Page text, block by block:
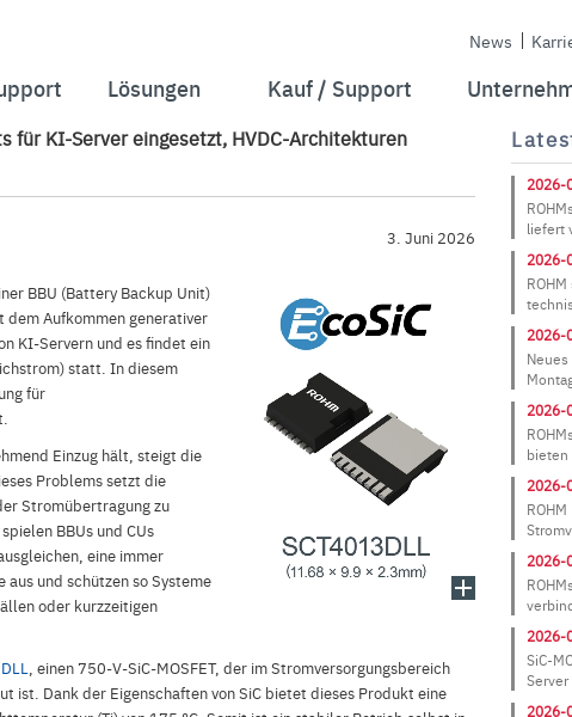
News
Lösungen Kauf / Support
für KI-Server eingesetzt, HVDC-Architekturen
3. Juni 2026
BBU (Battery Backup Unit)
dem Aufkommen generativer
KI-Servern und es findet ein
statt. In diesem
für
Einzug hält, steigt die
Problems setzt die
Stromübertragung zu
BBUs und CUs
eine immer
und schützen so Systeme
oder kurzzeitigen
, einen 750-V-SiC-MOSFET, der im Stromversorgungsbereich
Dank der Eigenschaften von SiC bietet dieses Produkt eine
2026-
liefert
2026-
2026-
2026-
bieten
2026-
2026-
2026-
SiC-
2026-